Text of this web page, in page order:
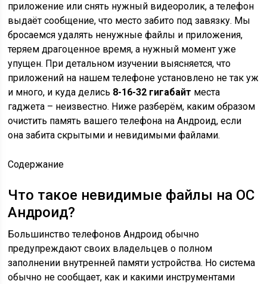
приложение или снять нужный видеоролик, а телефон
выдаёт сообщение, что место забито под завязку. Мы
бросаемся удалять ненужные файлы и приложения,
теряем драгоценное время, а нужный момент уже
упущен. При детальном изучении выясняется, что
приложений на нашем телефоне установлено не так уж
и много, и куда делись 8-16-32 гигабайт места
гаджета – неизвестно. Ниже разберём, каким образом
очистить память вашего телефона на Андроид, если
она забита скрытыми и невидимыми файлами.
Содержание
Что такое невидимые файлы на ОС
Андроид?
Большинство телефонов Андроид обычно
предупреждают своих владельцев о полном
заполнении внутренней памяти устройства. Но система
обычно не сообщает, как и какими инструментами